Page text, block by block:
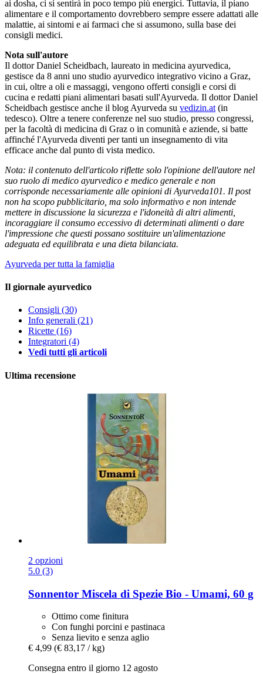
ai dosha, ci si sentirà in poco tempo più energici. Tuttavia, il piano
alimentare e il comportamento dovrebbero sempre essere adattati alle
malattie, ai sintomi e ai farmaci che si assumono, sulla base dei
consigli medici.
Nota sull'autore
Il dottor Daniel Scheidbach, laureato in medicina ayurvedica,
gestisce da 8 anni uno studio ayurvedico integrativo vicino a Graz,
in cui, oltre a oli e massaggi, vengono offerti consigli e corsi di
cucina e redatti piani alimentari basati sull'Ayurveda. Il dottor Daniel
Scheidbach gestisce anche il blog Ayurveda su vedizin.at (in
tedesco). Oltre a tenere conferenze nel suo studio, presso congressi,
per la facoltà di medicina di Graz o in comunità e aziende, si batte
affinché l'Ayurveda diventi per tanti un insegnamento di vita
efficace anche dal punto di vista medico.
Nota: il contenuto dell'articolo riflette solo l'opinione dell'autore nel
suo ruolo di medico ayurvedico e medico generale e non
corrisponde necessariamente alle opinioni di Ayurveda101. Il post
non ha scopo pubblicitario, ma solo informativo e non intende
mettere in discussione la sicurezza e l'idoneità di altri alimenti,
incoraggiare il consumo eccessivo di determinati alimenti o dare
l'impressione che questi possano sostituire un'alimentazione
adeguata ed equilibrata e una dieta bilanciata.
Ayurveda per tutta la famiglia
Il giornale ayurvedico
Consigli (30)
Info generali (21)
Ricette (16)
Integratori (4)
Vedi tutti gli articoli
Ultima recensione
2 opzioni
5.0 (3)
Sonnentor Miscela di Spezie Bio -​ Umami, 60 g
Ottimo come finitura
Con funghi porcini e pastinaca
Senza lievito e senza aglio
€ 4,99 (€ 83,17 / kg)
Consegna entro il giorno 12 agosto